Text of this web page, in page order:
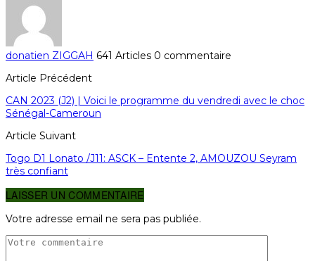
donatien ZIGGAH 641 Articles 0 commentaire
Article Précédent
CAN 2023 (J2) | Voici le programme du vendredi avec le choc
Sénégal-Cameroun
Article Suivant
Togo D1 Lonato /J11: ASCK – Entente 2, AMOUZOU Seyram
très confiant
LAISSER UN COMMENTAIRE
Votre adresse email ne sera pas publiée.